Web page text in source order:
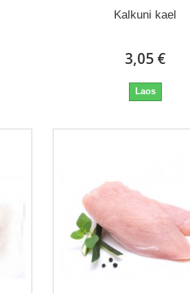
Kalkuni kael
3,05 €
Laos